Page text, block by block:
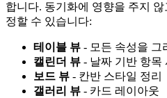
합니다. 동기화에 영향을 주지
정할 수 있습니다:
테이블 뷰 - 모든 속성을 그
캘린더 뷰 - 날짜 기반 항목
보드 뷰 - 칸반 스타일 정리
갤러리 뷰 - 카드 레이아웃